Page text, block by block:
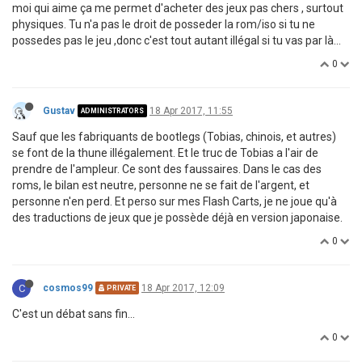
moi qui aime ça me permet d'acheter des jeux pas chers , surtout
physiques. Tu n'a pas le droit de posseder la rom/iso si tu ne
possedes pas le jeu ,donc c'est tout autant illégal si tu vas par là...
0
Gustav ADMINISTRATORS 18 Apr 2017, 11:55
Sauf que les fabriquants de bootlegs (Tobias, chinois, et autres)
se font de la thune illégalement. Et le truc de Tobias a l'air de
prendre de l'ampleur. Ce sont des faussaires. Dans le cas des
roms, le bilan est neutre, personne ne se fait de l'argent, et
personne n'en perd. Et perso sur mes Flash Carts, je ne joue qu'à
des traductions de jeux que je possède déjà en version japonaise.
0
C cosmos99 PRIVATE 18 Apr 2017, 12:09
C'est un débat sans fin...
0